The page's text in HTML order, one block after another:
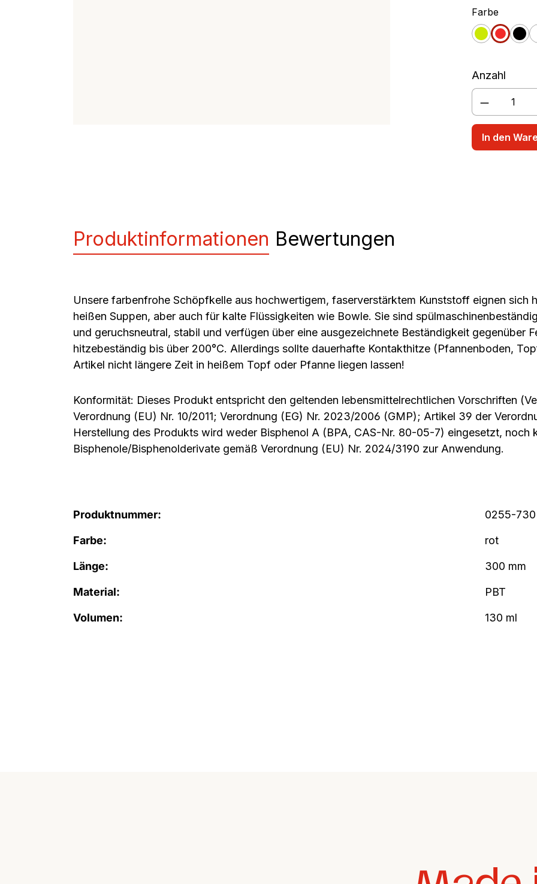
Rührbecher
Farbe
apfelgrün
rot
Anzahl
Produkt
In den
Produktinformationen Bewertungen
Unsere farbenfrohe Schöpfkelle aus hochwertigem, faserverstärktem Kunststoff eignen sich
heißen Suppen, aber auch für kalte Flüssigkeiten wie Bowle. Sie sind
und geruchsneutral, stabil und verfügen über eine ausgezeichnete Beständigkeit gegenüber
hitzebeständig bis über 200°C. Allerdings sollte dauerhafte Kontakthitze (Pfannenboden,
Artikel nicht längere Zeit in heißem Topf oder Pfanne liegen lassen!
Konformität: Dieses Produkt entspricht den geltenden lebensmittelrechtlichen Vorschriften
Verordnung (EU) Nr. 10/2011; Verordnung (EG) Nr. 2023/2006 (GMP); Artikel 39 der
Herstellung des Produkts wird weder Bisphenol A (BPA, CAS-Nr. 80-05-7) eingesetzt, noch
Bisphenole/Bisphenolderivate gemäß Verordnung (EU) Nr. 2024/3190 zur Anwendung.
Produktnummer: 0255-730
Farbe: rot
Länge: 300 mm
Material: PBT
Volumen: 130 ml